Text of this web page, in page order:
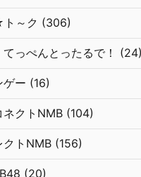
～ク (306)
てっぺんとったるで！ (24)
ゲー (16)
ネクトNMB (104)
クトNMB (156)
(20)